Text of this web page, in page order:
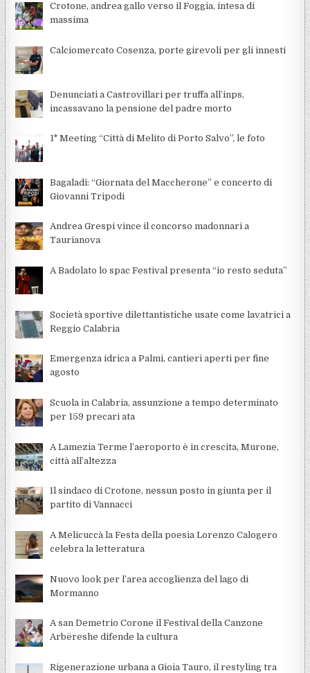
Crotone, andrea gallo verso il Foggia, intesa di
massima
Calciomercato Cosenza, porte girevoli per gli innesti
Denunciati a Castrovillari per truffa all’inps,
incassavano la pensione del padre morto
1° Meeting “Città di Melito di Porto Salvo”, le foto
Bagaladi: “Giornata del Maccherone” e concerto di
Giovanni Tripodi
Andrea Grespi vince il concorso madonnari a
Taurianova
A Badolato lo spac Festival presenta “io resto seduta”
Società sportive dilettantistiche usate come lavatrici a
Reggio Calabria
Emergenza idrica a Palmi, cantieri aperti per fine
agosto
Scuola in Calabria, assunzione a tempo determinato
per 159 precari ata
A Lamezia Terme l’aeroporto è in crescita, Murone,
città all’altezza
Il sindaco di Crotone, nessun posto in giunta per il
partito di Vannacci
A Melicuccà la Festa della poesia Lorenzo Calogero
celebra la letteratura
Nuovo look per l’area accoglienza del lago di
Mormanno
A san Demetrio Corone il Festival della Canzone
Arbëreshe difende la cultura
Rigenerazione urbana a Gioia Tauro, il restyling tra